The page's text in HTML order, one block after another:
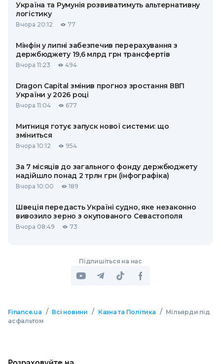
Україна та Румунія розвиватимуть альтернативну
логістику
Вчора 20:12 77
Мінфін у липні забезпечив перерахування з
держбюджету 19,6 млрд грн трансфертів
Вчора 11:23 494
Dragon Capital змінив прогноз зростання ВВП
України у 2026 році
Вчора 11:04 677
Митниця готує запуск нової системи: що
зміниться
Вчора 10:12 954
За 7 місяців до загального фонду держбюджету
надійшло понад 2 трлн грн (інфографіка)
Вчора 10:00 189
Швеція передасть Україні судно, яке незаконно
вивозило зерно з окупованого Севастополя
Вчора 08:49 73
Підпишіться на нас
Finance.ua / Всі новини / Казна та Політика / Мільярди під
асфальтом